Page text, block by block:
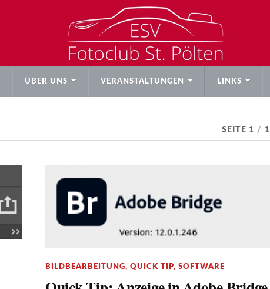
ÜBER UNS VERANSTALTUNGEN LINKS
SEITE 1 / 1
BILDBEARBEITUNG, QUICK TIP, SOFTWARE